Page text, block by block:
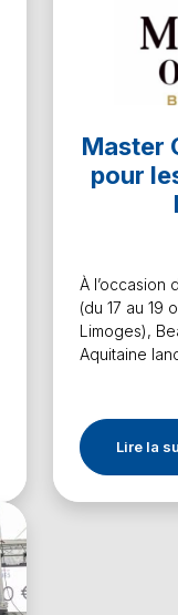
Master
pour
À l’occasion
(du 17 au 19
Limoges),
Aquitaine
Lire la